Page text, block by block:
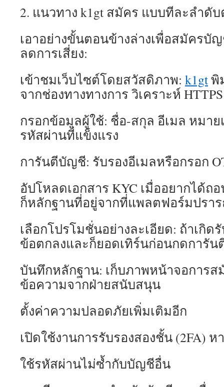
2. แนวทาง k1gt สมัคร แบบทีละลำดั
เอาอย่างขั้นตอนข้างล่างเพื่อสมัครบั
ลดการเสี่ยง:
เข้าชมเว็บไซต์โดยสวัสดิภาพ: k1gtพิ
จากช่องทางทางการ วิเคราะห์ HTTPS
กรอกข้อมูลผู้ใช้: ชื่อ-สกุล อีเมล หมา
รหัสผ่านที่แข็งแรง
การันตีบัญชี: รับรองอีเมลหรือกรอก
อัปโหลดเอกสาร KYC เมื่ออยากได้
ก็หลักฐานที่อยู่จากที่แพลตฟอร์มปรา
เลือกโปรโมชั่นอย่างละเอียด: ถ้าเกิด
ข้อตกลงและก็ยอดเทิร์นก่อนกดการัน
บันทึกหลักฐาน: เก็บภาพหน้าจอการส
ข้อความจากฝ่ายสนับสนุน
ตั้งค่าความปลอดภัยเพิ่มเติมอีก
เปิดใช้งานการรับรองสองชั้น (2FA) ห
ใช้รหัสผ่านไม่ซ้ำกับบัญชีอื่น